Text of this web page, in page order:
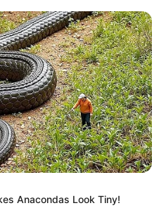
Anacondas Look Tiny!